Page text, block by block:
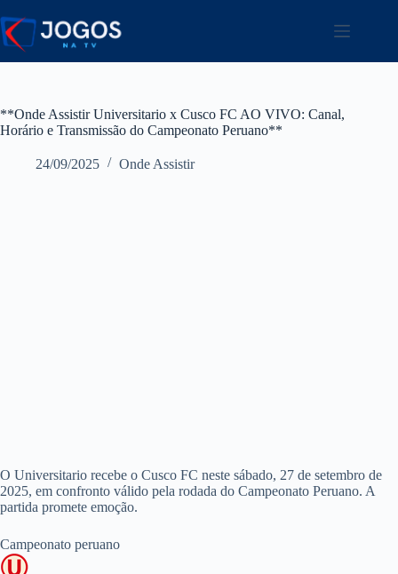
para
o
conteúdo
**Onde Assistir Universitario x Cusco FC AO VIVO: Canal,
Horário e Transmissão do Campeonato Peruano**
24/09/2025 Onde Assistir
O Universitario recebe o Cusco FC neste sábado, 27 de setembro de
2025, em confronto válido pela rodada do Campeonato Peruano. A
partida promete emoção.
Campeonato peruano